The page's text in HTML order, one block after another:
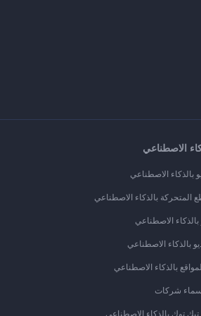
الاصطناعي
بالذكاء الاصطناعي
المتحركة بالذكاء الاصطناعي
الاصطناعي
بالذكاء الاصطناعي
بالذكاء الاصطناعي
أسماء شركات
توك بالذكاء الاصطناعي